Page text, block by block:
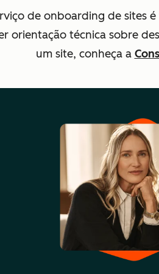
de onboarding de sites
orientação técnica sobre
um site, conheça a